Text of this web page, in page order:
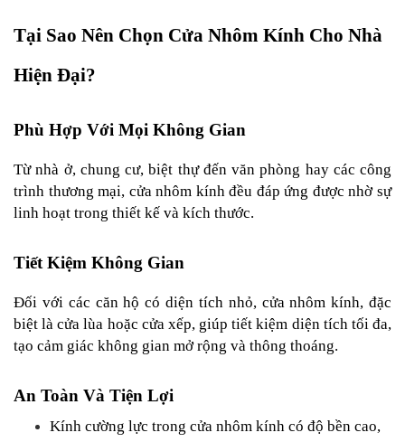
Tại Sao Nên Chọn Cửa Nhôm Kính Cho Nhà
Hiện Đại?
Phù Hợp Với Mọi Không Gian
Từ nhà ở, chung cư, biệt thự đến văn phòng hay các công
trình thương mại, cửa nhôm kính đều đáp ứng được nhờ sự
linh hoạt trong thiết kế và kích thước.
Tiết Kiệm Không Gian
Đối với các căn hộ có diện tích nhỏ, cửa nhôm kính, đặc
biệt là cửa lùa hoặc cửa xếp, giúp tiết kiệm diện tích tối đa,
tạo cảm giác không gian mở rộng và thông thoáng.
An Toàn Và Tiện Lợi
Kính cường lực trong cửa nhôm kính có độ bền cao,